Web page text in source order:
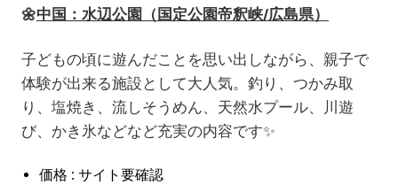
🌼中国：水辺公園（国定公園帝釈峡/広島県）
子どもの頃に遊んだことを思い出しながら、親子で
体験が出来る施設として大人気。釣り、つかみ取
り、塩焼き、流しそうめん、天然水プール、川遊
び、かき氷などなど充実の内容です✨
価格 : サイト要確認